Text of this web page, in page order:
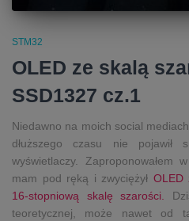
STM32
OLED ze skalą
SSD1327 cz.1
Niedawno na moich social
dłuższego czasu nie pojawił
wyświetlaczy. Zaproponowałem
mam pod ręką i zwyciężył OLED
16-stopniową skalę szarości.
teoretycznej, może nawet od